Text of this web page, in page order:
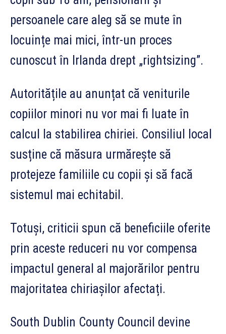
persoanele care aleg să se mute în
locuințe mai mici, într-un proces
cunoscut în Irlanda drept „rightsizing”.
Autoritățile au anunțat că veniturile
copiilor minori nu vor mai fi luate în
calcul la stabilirea chiriei. Consiliul local
susține că măsura urmărește să
protejeze familiile cu copii și să facă
sistemul mai echitabil.
Totuși, criticii spun că beneficiile oferite
prin aceste reduceri nu vor compensa
impactul general al majorărilor pentru
majoritatea chiriașilor afectați.
South Dublin County Council devine